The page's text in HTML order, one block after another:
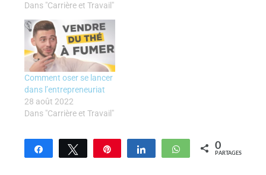
Dans "Carrière et Travail"
Comment oser se lancer
dans l’entrepreneuriat
28 août 2022
Dans "Carrière et Travail"
Partagez Tweetez Enregistrer Partagez WhatsApp
0
PARTAGES